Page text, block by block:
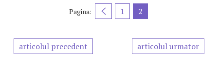
Pagina: 1 2
articolul precedent articolul urmator